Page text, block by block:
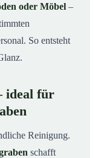
oder Möbel –
So entsteht
ideal für
Reinigung.
schafft